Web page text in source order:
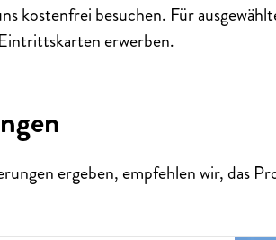
kostenfrei besuchen. Für
Eintrittskarten erwerben.
ergeben, empfehlen wir, das